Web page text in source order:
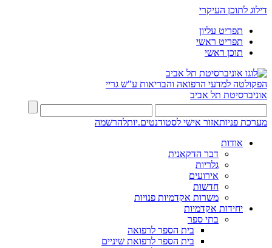
דילוג לתוכן העיקרי
תפריט עליון
תפריט ראשי
תוכן ראשי
הפקולטה למדעי הרפואה והבריאות ע"ש גריי
אוניברסיטת תל אביב
מערכת פניותאזור אישי לסטודנטים.יותלהרשמה
אודות
דבר הדקאנית
גלריות
אירועים
חדשות
משרות אקדמיות פנויות
יחידות אקדמיות
בתי ספר
בית הספר לרפואה
בית הספר לרפואת שיניים